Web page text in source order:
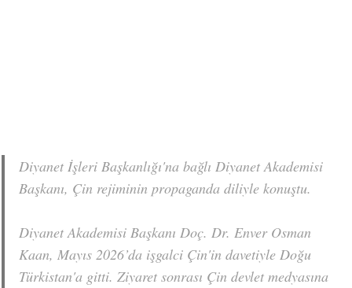
Diyanet İşleri Başkanlığı'na bağlı Diyanet Akademisi
Başkanı, Çin rejiminin propaganda diliyle konuştu.
Diyanet Akademisi Başkanı Doç. Dr. Enver Osman
Kaan, Mayıs 2026’da işgalci Çin'in davetiyle Doğu
Türkistan'a gitti. Ziyaret sonrası Çin devlet medyasına